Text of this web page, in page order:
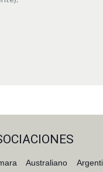
Australiano